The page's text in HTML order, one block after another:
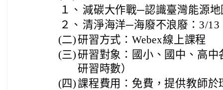
１、 減碳大作戰─認識臺灣能源
２、 清淨海洋─海廢不浪廢：3/
(二)研習方式：Webex線上課程
(三)研習對象：國小、國中、高
研習時數）
(四)課程費用：免費，提供教師於